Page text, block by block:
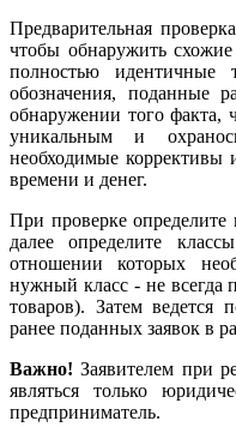
Предварительная
чтобы обнаружить
полностью идентичные
обозначения, поданные
обнаружении того факта,
уникальным и
необходимые коррективы
времени и денег.
При проверке определите
далее определите
отношении которых
нужный класс - не всегда
товаров). Затем ведется
ранее поданных заявок в
Важно!Заявителем при
являться только
предприниматель.